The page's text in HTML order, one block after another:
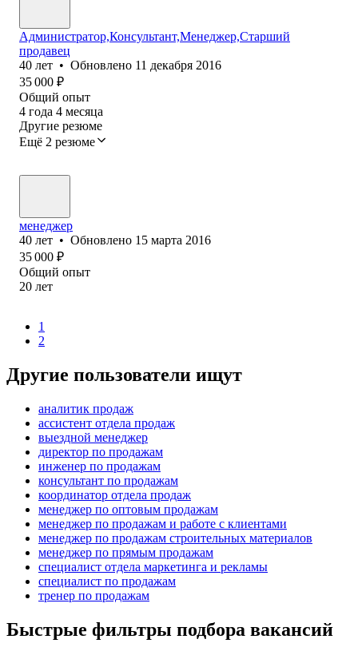
Администратор,Консультант,Менеджер,Старший
продавец
40 лет • Обновлено 11 декабря 2016
35 000 ₽
Общий опыт
4 года 4 месяца
Другие резюме
Ещё 2 резюме
менеджер
40 лет • Обновлено 15 марта 2016
35 000 ₽
Общий опыт
20 лет
1
2
Другие пользователи ищут
аналитик продаж
ассистент отдела продаж
выездной менеджер
директор по продажам
инженер по продажам
консультант по продажам
координатор отдела продаж
менеджер по оптовым продажам
менеджер по продажам и работе с клиентами
менеджер по продажам строительных материалов
менеджер по прямым продажам
специалист отдела маркетинга и рекламы
специалист по продажам
тренер по продажам
Быстрые фильтры подбора вакансий